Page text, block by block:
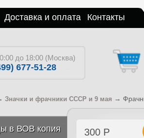
Доставка и оплата Контакты
до 18:00 (Москва)
677-51-28
Значки и фрачники СССР и 9 мая →
в ВОВ копия 300 Р